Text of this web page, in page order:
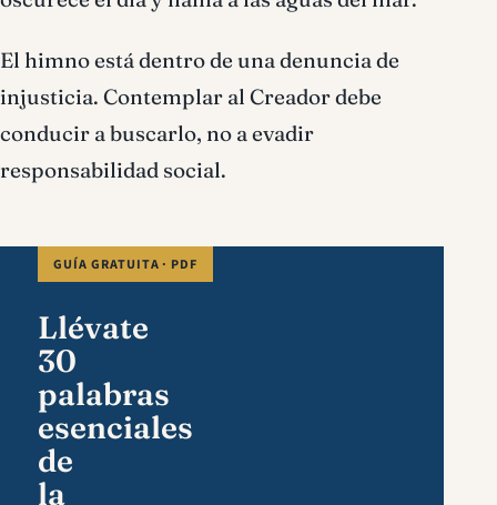
El himno está dentro de una denuncia de
injusticia. Contemplar al Creador debe
conducir a buscarlo, no a evadir
responsabilidad social.
GUÍA GRATUITA · PDF
Llévate
30
palabras
esenciales
de
la